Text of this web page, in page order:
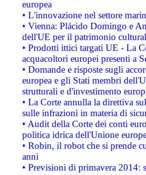
europea
• L'innovazione nel settore
• Vienna: Plácido Domingo e
dell'UE per il patrimonio
• Prodotti ittici targati UE - La
acquacoltori europei presenti a
• Domande e risposte sugli
europea e gli Stati membri
strutturali e d'investimento
• La Corte annulla la direttiva
sulle infrazioni in materia di
• Audit della Corte dei conti
politica idrica dell'Unione
• Robin, il robot che si prende
anni
• Previsioni di primavera 2014: